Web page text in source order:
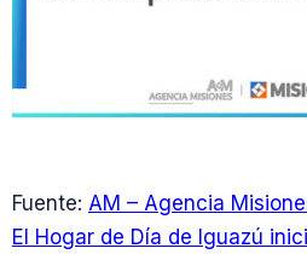
Fuente: AM – Agencia
El Hogar de Día de Iguazú